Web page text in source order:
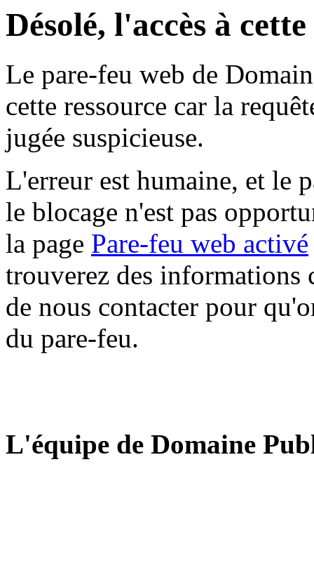
Désolé, l'accès à
Le pare-feu web de
cette ressource car la
jugée suspicieuse.
L'erreur est humaine, et le
le blocage n'est pas
la page Pare-feu web activé
trouverez des informations
de nous contacter pour
du pare-feu.
L'équipe de Domaine